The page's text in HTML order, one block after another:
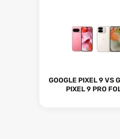
GOOGLE PIXEL 9 VS
PIXEL 9 PRO